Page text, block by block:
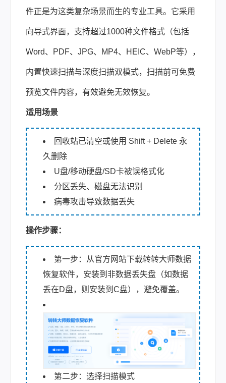
件正是为这类复杂场景而生的专业工具。它采用
向导式界面，支持超过1000种文件格式（包括
Word、PDF、JPG、MP4、HEIC、WebP等），
内置快速扫描与深度扫描双模式，扫描前可免费
预览文件内容，有效避免无效恢复。
适用场景
回收站已清空或使用 Shift + Delete 永
久删除
U盘/移动硬盘/SD卡被误格式化
分区丢失、磁盘无法识别
病毒攻击导致数据丢失
操作步骤：
第一步：从官方网站下载转转大师数据
恢复软件，安装到非数据丢失盘（如数据
丢在D盘，则安装到C盘），避免覆盖。
第二步：选择扫描模式